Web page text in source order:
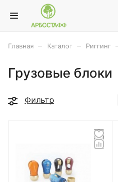
Главная Каталог Риггинг
Грузовые блоки
Фильтр